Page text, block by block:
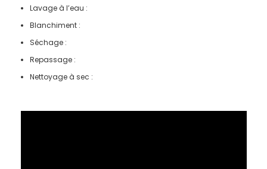
Lavage à l’eau :
Blanchiment :
Séchage :
Repassage :
Nettoyage à sec :